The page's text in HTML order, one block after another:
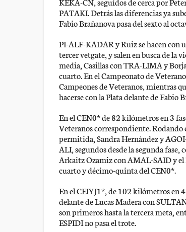
PATAKI. Detrás las diferencias ya
Fabio Brañanova pasa del sexto al
PI-ALF-KADAR y Ruiz se hacen con
tercer vetgate, y salen en busca de la
media, Casillas con TRA-LIMA y
cuarto. En el Campeonato de
Campeones de Veteranos, mientras
hacerse con la Plata delante de Fabio
En el CEN0* de 82 kilómetros en 3
Veteranos correspondiente. Rodando
permitida, Sandra Hernández y
ALI, segundos desde la segunda fase,
Arkaitz Ozamiz con AMAL-SAID y
cuarto y décimo-quinta del CEN0*.
En el CEIYJ1*, de 102 kilómetros en
delante de Lucas Madera con
son primeros hasta la tercera meta,
ESPIDI no pasa el trote.